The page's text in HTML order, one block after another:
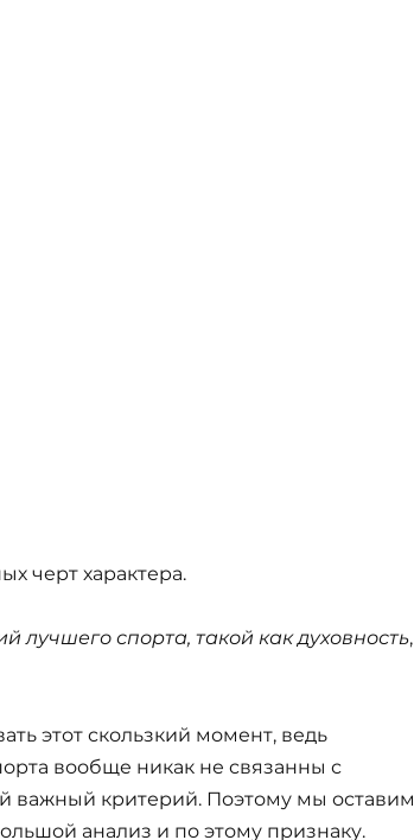
черт характера.
спорта, такой как духовность,
этот скользкий момент, ведь
вообще никак не связанны с
важный критерий. Поэтому мы оставим
анализ и по этому признаку.